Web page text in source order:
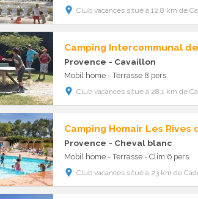
Club vacances situé à 12.8 km de
Camping Intercommunal
Provence - Cavaillon
Mobil home - Terrasse 8 pers.
Club vacances situé à 28.1 km de
Camping Homair Les Rives
Provence - Cheval blanc
Mobil home - Terrasse - Clim 6 pers.
Club vacances situé à 23 km de